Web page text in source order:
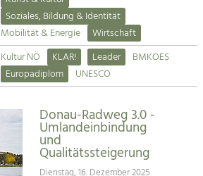
und
und Forschung.
&
Soziales, Bildung & Identität
Mobilität & Energie
Wirtschaft
Kultur NÖ KLAR! Leader
BMKOES
Europadiplom
UNESCO
Donau-Radweg 3.0 -
Umlandeinbindung
und
Qualitätssteigerung